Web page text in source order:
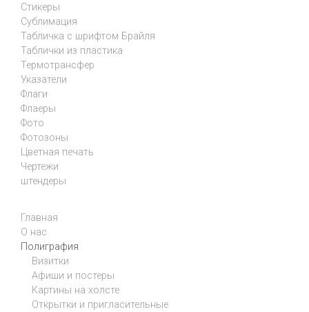
Стикеры
Сублимация
Табличка с шрифтом Брайля
Таблички из пластика
Термотрансфер
Указатели
Флаги
Флаеры
Фото
Фотозоны
Цветная печать
Чертежи
штендеры
Главная
О нас
Полиграфия
Визитки
Афиши и постеры
Картины на холсте
Открытки и пригласительные